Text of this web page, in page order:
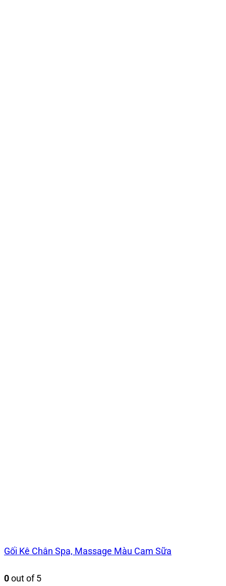
Gối Kê Chân Spa, Massage Màu Cam Sữa
0out of 5